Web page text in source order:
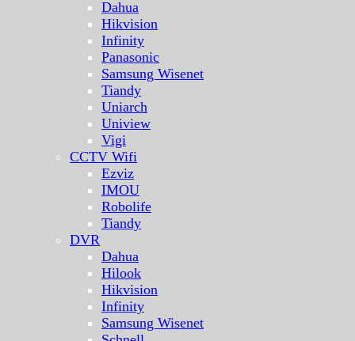
Dahua
Hikvision
Infinity
Panasonic
Samsung Wisenet
Tiandy
Uniarch
Uniview
Vigi
CCTV Wifi
Ezviz
IMOU
Robolife
Tiandy
DVR
Dahua
Hilook
Hikvision
Infinity
Samsung Wisenet